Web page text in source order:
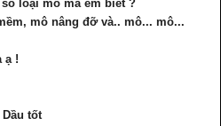
loại mô mà em biết ?
mô nâng đỡ và.. mô... mô...
ạ !
Dầu tốt